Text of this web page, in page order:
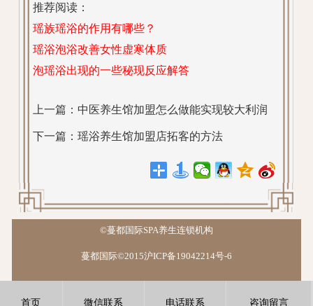
推荐阅读：
瑶族瑶浴的作用有哪些？
瑶浴泡浴改善女性虚寒体质
泡瑶浴出现的一些秘现反应解答
上一篇： 中医养生馆加盟怎么做能实现较大利润
下一篇：瑶浴养生馆加盟店拓客的方法
©蔓都国际SPA养生连锁机构
蔓都国际©2015沪ICP备19042214号-6
首页 微信联系 电话联系 咨询留言